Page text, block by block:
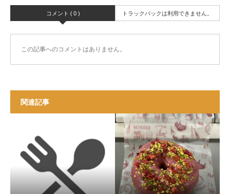
コメント ( 0 ) トラックバックは利用できません。
この記事へのコメントはありません。
関連記事